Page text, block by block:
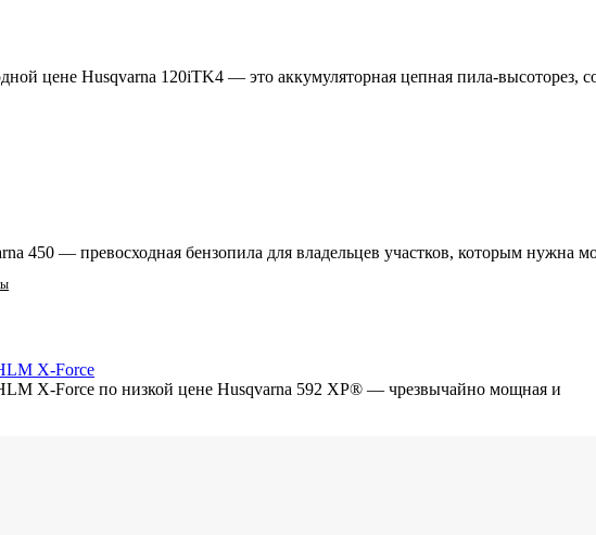
цене Husqvarna 120iTK4 — это аккумуляторная цепная пила-высоторез,
450 — превосходная бензопила для владельцев участков, которым нужна
X-Force
X-Force по низкой цене Husqvarna 592 XP® — чрезвычайно мощная и